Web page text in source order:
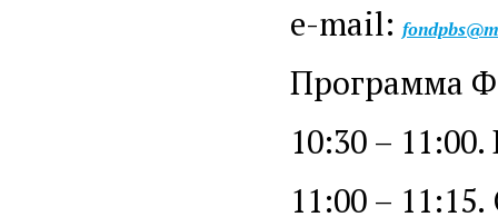
e-mail:
Программа
10:30 –
11:00 –